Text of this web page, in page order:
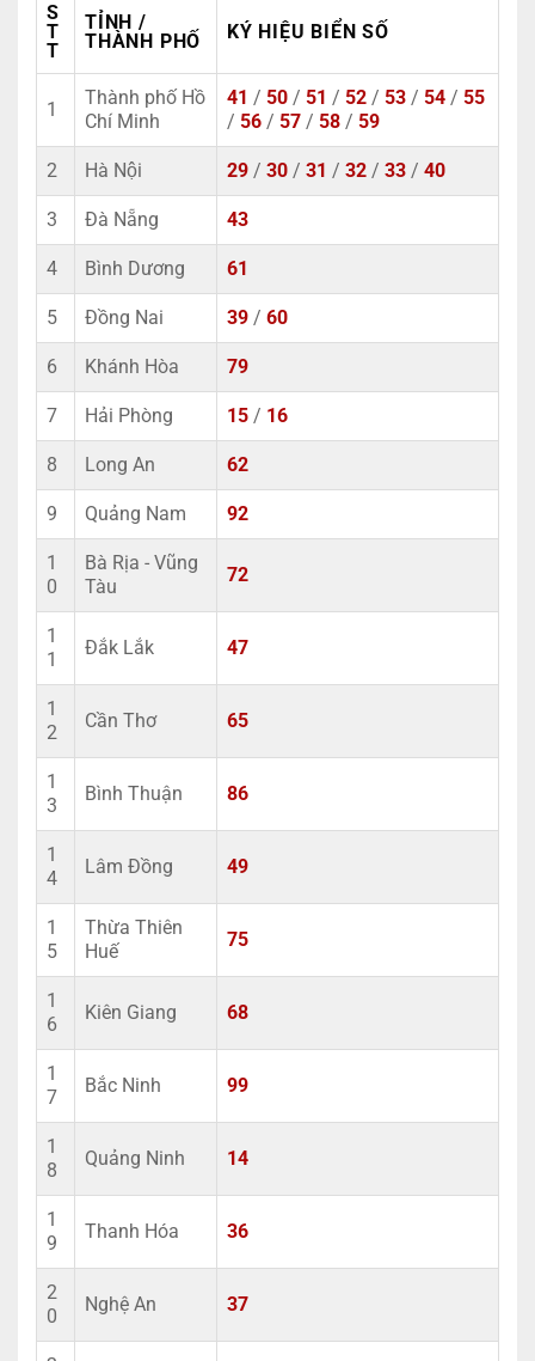
S
T
T
TỈNH /
THÀNH PHỐ
KÝ HIỆU BIỂN SỐ
1
Thành phố Hồ
Chí Minh
41 / 50 / 51 / 52 / 53 / 54 / 55
/ 56 / 57 / 58 / 59
2 Hà Nội 29 / 30 / 31 / 32 / 33 / 40
3 Đà Nẵng 43
4 Bình Dương 61
5 Đồng Nai 39 / 60
6 Khánh Hòa 79
7 Hải Phòng 15 / 16
8 Long An 62
9 Quảng Nam 92
1
0
Bà Rịa - Vũng
Tàu
72
1
1
Đắk Lắk 47
1
2
Cần Thơ 65
1
3
Bình Thuận 86
1
4
Lâm Đồng 49
1
5
Thừa Thiên
Huế
75
1
6
Kiên Giang 68
1
7
Bắc Ninh 99
1
8
Quảng Ninh 14
1
9
Thanh Hóa 36
2
0
Nghệ An 37